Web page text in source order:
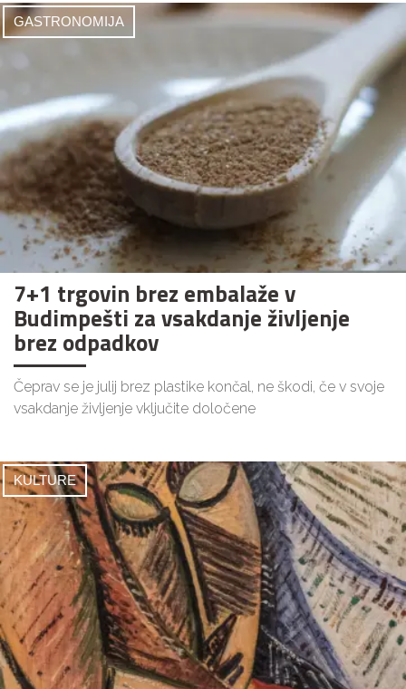
GASTRONOMIJA
7+1 trgovin brez embalaže v
Budimpešti za vsakdanje življenje
brez odpadkov
Čeprav se je julij brez plastike končal, ne škodi, če v svoje
vsakdanje življenje vključite določene
KULTURE